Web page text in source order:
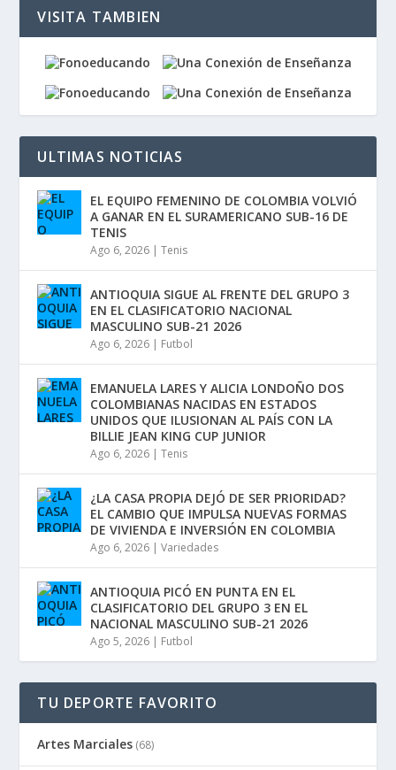
VISITA TAMBIEN
ULTIMAS NOTICIAS
EL EQUIPO FEMENINO DE COLOMBIA VOLVIÓ
A GANAR EN EL SURAMERICANO SUB-16 DE
TENIS
Ago 6, 2026 |Tenis
ANTIOQUIA SIGUE AL FRENTE DEL GRUPO 3
EN EL CLASIFICATORIO NACIONAL
MASCULINO SUB-21 2026
Ago 6, 2026 | Futbol
EMANUELA LARES Y ALICIA LONDOÑO DOS
COLOMBIANAS NACIDAS EN ESTADOS
UNIDOS QUE ILUSIONAN AL PAÍS CON LA
BILLIE JEAN KING CUP JUNIOR
Ago 6, 2026 |Tenis
¿LA CASA PROPIA DEJÓ DE SER PRIORIDAD?
EL CAMBIO QUE IMPULSA NUEVAS FORMAS
DE VIVIENDA E INVERSIÓN EN COLOMBIA
Ago 6, 2026 |Variedades
ANTIOQUIA PICÓ EN PUNTA EN EL
CLASIFICATORIO DEL GRUPO 3 EN EL
NACIONAL MASCULINO SUB-21 2026
Ago 5, 2026 | Futbol
TU DEPORTE FAVORITO
Artes Marciales (68)